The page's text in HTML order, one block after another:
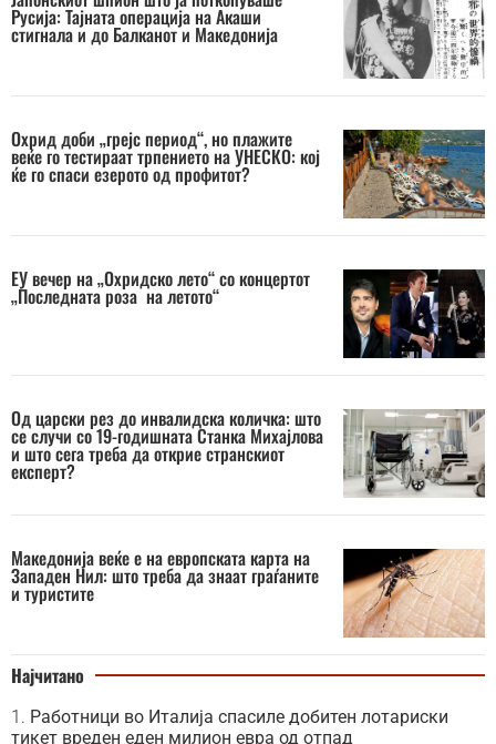
Русија: Тајната операција на Акаши
стигнала и до Балканот и Македонија
Охрид доби „грејс период“, но плажите
веќе го тестираат трпението на УНЕСКО: кој
ќе го спаси езерото од профитот?
ЕУ вечер на „Охридско лето“ со концертот
„Последната роза на летото“
Од царски рез до инвалидска количка: што
се случи со 19-годишната Станка Михајлова
и што сега треба да открие странскиот
експерт?
Македонија веќе е на европската карта на
Западен Нил: што треба да знаат граѓаните
и туристите
Најчитано
Работници во Италија спасиле добитен лотариски
тикет вреден еден милион евра од отпад